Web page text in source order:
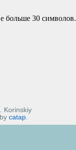
больше 30 символов.
Korinskiy
by catap.